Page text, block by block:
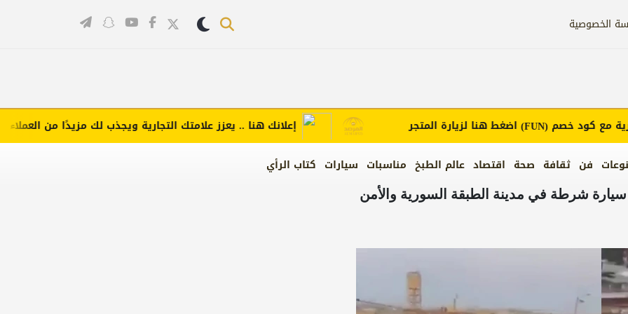
الخصوصية
فن ثقافة صحة اقتصاد عالم الطبخ مناسبات سيارات كتاب الرأي
إعلانك هنا .. يعزز علامتك التجارية ويجذب لك مزيدًا من العملاء كود خصم (FUN)اضغط هنا لزيارة المتجر
شرطة في مدينة الطبقة السورية والأمن